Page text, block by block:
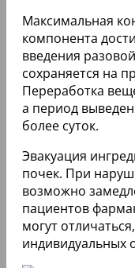
Максимальная
компонента
введения
сохраняется на
Переработка
а период
более суток.
Эвакуация
почек. При
возможно
пациентов
могут
индивидуальных